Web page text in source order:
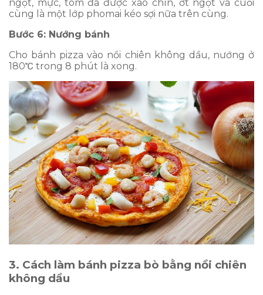
ngọt, mực, tôm đã được xào chín, ớt ngọt và cuối
cùng là một lớp phomai kéo sợi nữa trên cùng.
Bước 6: Nướng bánh
Cho bánh pizza vào nồi chiên không dầu, nướng ở
180℃ trong 8 phút là xong.
3. Cách làm bánh pizza bò bằng nồi chiên
không dầu